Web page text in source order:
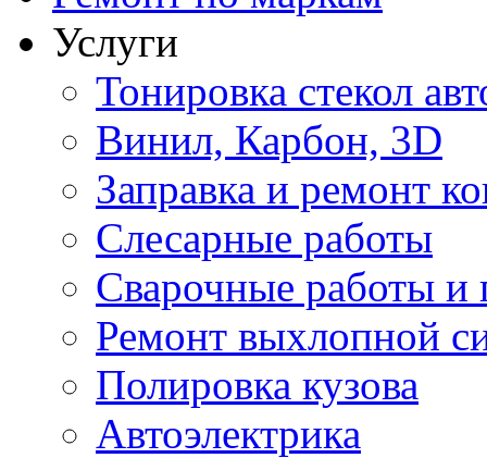
Услуги
Тонировка стекол
Винил, Карбон, 3D
Заправка и ремонт
Слесарные работы
Сварочные работы и
Ремонт выхлопной
Полировка кузова
Автоэлектрика